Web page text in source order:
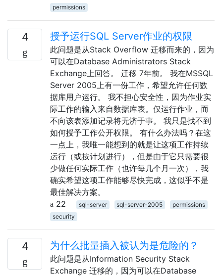
permissions
4 授予运行SQL Server作业的权限
此问题是从Stack Overflow 迁移而来的，因为
可以在Database Administrators Stack
Exchange上回答。 迁移 7年前。 我在MSSQL
Server 2005上有一份工作，希望允许任何数
据库用户运行。 我不担心安全性，因为作业实
际工作的输入来自数据库表。仅运行作业，而
不向该表添加记录将无济于事。 我只是找不到
如何授予工作公开权限。 有什么办法吗？在这
一点上，我唯一能想到的就是让这项工作持续
运行（或按计划进行），但是由于它只需要很
少做任何实际工作（也许每几个月一次），我
确实希望这项工作能够尽快完成，这似乎不是
最佳解决方案。
22
sql-server sql-server-2005
permissions
security
4 为什么批量插入被认为是危险的？
此问题是从Information Security Stack
Exchange 迁移的，因为可以在Database